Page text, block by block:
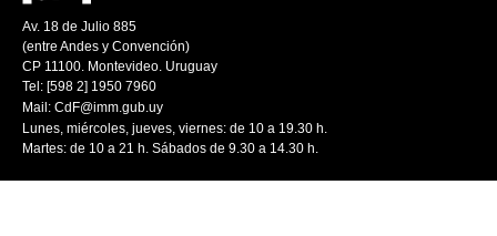
Av. 18 de Julio 885
(entre Andes y Convención)
CP 11100. Montevideo. Uruguay
Tel: [598 2] 1950 7960
Mail: CdF@imm.gub.uy
Lunes, miércoles, jueves, viernes: de 10 a 19.30 h.
Martes: de 10 a 21 h. Sábados de 9.30 a 14.30 h.